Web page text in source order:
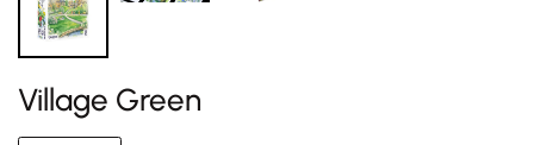
Village Green